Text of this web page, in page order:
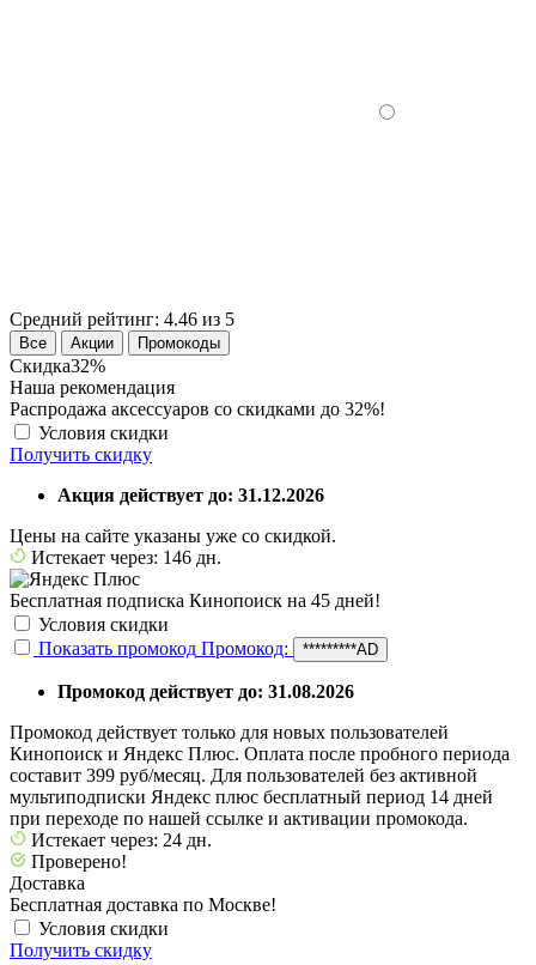
Средний рейтинг: 4.46 из 5
Все Акции Промокоды
Скидка32%
Наша рекомендация
Распродажа аксессуаров со скидками до 32%!
Условия скидки
Получить скидку
Акция действует до: 31.12.2026
Цены на сайте указаны уже со скидкой.
Истекает через: 146 дн.
Бесплатная подписка Кинопоиск на 45 дней!
Условия скидки
Показать промокод Промокод: *********AD
Промокод действует до: 31.08.2026
Промокод действует только для новых пользователей
Кинопоиск и Яндекс Плюс. Оплата после пробного периода
составит 399 руб/месяц. Для пользователей без активной
мультиподписки Яндекс плюс бесплатный период 14 дней
при переходе по нашей ссылке и активации промокода.
Истекает через: 24 дн.
Проверено!
Доставка
Бесплатная доставка по Москве!
Условия скидки
Получить скидку